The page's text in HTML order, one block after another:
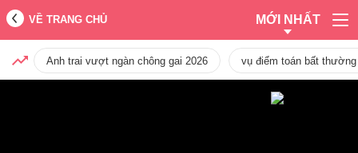
VỀ TRANG CHỦ MỚI NHẤT
Anh trai vượt ngàn chông gai 2026 vụ điểm toán bất